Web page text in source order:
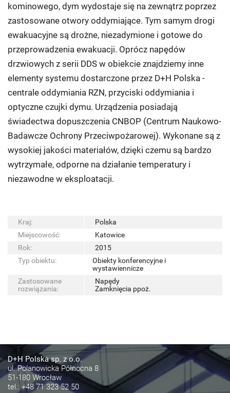
kominowego, dym wydostaje się na zewnątrz poprzez
zastosowane otwory oddymiające. Tym samym drogi
ewakuacyjne są drożne, niezadymione i gotowe do
przeprowadzenia ewakuacji. Oprócz napędów
drzwiowych z serii DDS w obiekcie znajdziemy inne
elementy systemu dostarczone przez D+H Polska -
centrale oddymiania RZN, przyciski oddymiania i
optyczne czujki dymu. Urządzenia posiadają
świadectwa dopuszczenia CNBOP (Centrum Naukowo-
Badawcze Ochrony Przeciwpożarowej). Wykonane są z
wysokiej jakości materiałów, dzięki czemu są bardzo
wytrzymałe, odporne na działanie temperatury i
niezawodne w eksploatacji.
Kraj:
Polska
Miejscowość:
Katowice
Rok:
2015
Typ obiektu:
Obiekty konferencyjne i
wystawiennicze
Zastosowane
rozwiązania:
Napędy
Zamknięcia ppoż.
D+H Polska sp. z o.o.
ul. Polanowicka Północna 8
51-180 Wrocław
tel.: +48 71 323 52 50